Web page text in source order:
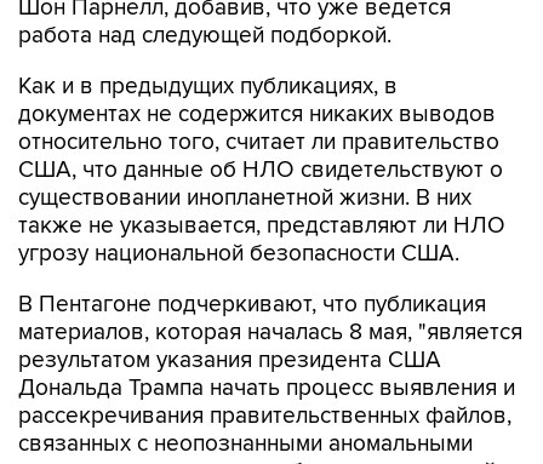
Как и в предыдущих публикациях, в
относительно того, считает ли правительство
США, что данные об НЛО свидетельствуют о
существовании инопланетной жизни. В них
также не указывается, представляют ли НЛО
угрозу национальной безопасности США.
В Пентагоне подчеркивают, что публикация
результатом указания президента США
Дональда Трампа начать процесс выявления и
рассекречивания правительственных файлов,
связанных с неопознанными аномальными
явлениями, в интересах обеспечения полной
прозрачности".